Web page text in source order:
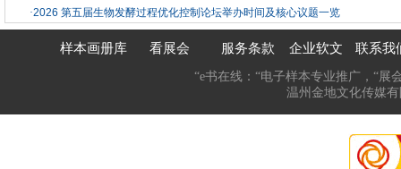
·2026 第五届生物发酵过程优化控制论坛举办时间及核心议题一览
样本画册库 看展会 服务条款 企业软文 联系我
“e书在线：“电子样本专业推广，“展
温州金地文化传媒